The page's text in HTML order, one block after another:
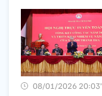
08/01/2026 20:03’